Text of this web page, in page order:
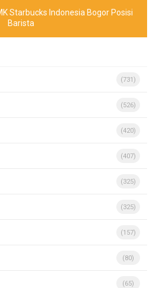
Starbucks Indonesia Bogor Posisi
Barista
(731)
(526)
(420)
(407)
(325)
(325)
(157)
(80)
(65)